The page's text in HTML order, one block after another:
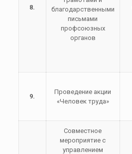
8.
благодарственными
письмами
профсоюзных
органов
9.
Проведение акции
«Человек труда»
Совместное
мероприятие с
управлением